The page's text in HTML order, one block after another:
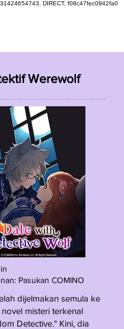
DIRECT, f08c47fec0942fa0
Werewolf
Pasukan COMINO
dijelmakan semula ke
misteri terkenal
Detective." Kini, dia